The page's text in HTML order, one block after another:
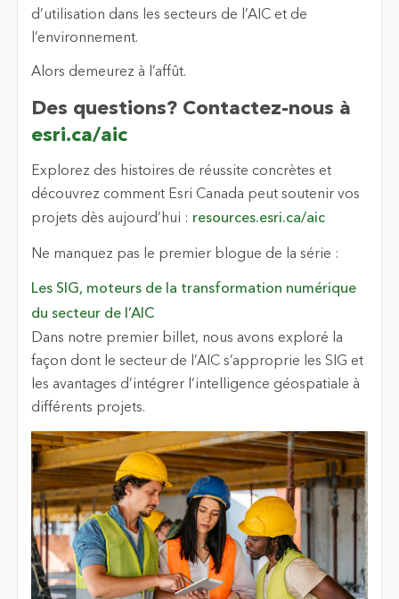
d’utilisation dans les secteurs de l’AIC et de
l’environnement.
Alors demeurez à l’affût.
Des questions? Contactez-nous à
esri.ca/aic
Explorez des histoires de réussite concrètes et
découvrez comment Esri Canada peut soutenir vos
projets dès aujourd’hui : resources.esri.ca/aic
Ne manquez pas le premier blogue de la série :
Les SIG, moteurs de la transformation numérique
du secteur de l’AIC
Dans notre premier billet, nous avons exploré la
façon dont le secteur de l’AIC s’approprie les SIG et
les avantages d’intégrer l’intelligence géospatiale à
différents projets.